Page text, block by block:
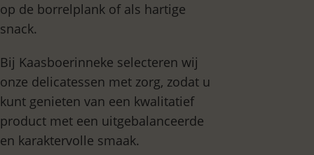
op de borrelplank of als hartige
snack.
Bij Kaasboerinneke selecteren wij
onze delicatessen met zorg, zodat u
kunt genieten van een kwalitatief
product met een uitgebalanceerde
en karaktervolle smaak.